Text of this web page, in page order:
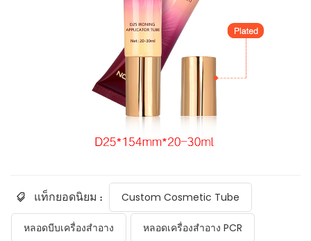
แท็กยอดนิยม : Custom Cosmetic Tube
หลอดบีบเครื่องสำอาง หลอดเครื่องสำอาง PCR